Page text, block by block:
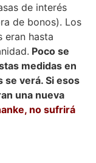
de interés
de bonos). Los
eran hasta
Poco se
medidas en
se verá. Si esos
una nueva
no sufrirá